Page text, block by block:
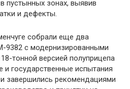
пустынных зонах, выявив
и дефекты.
собрали еще два
с модернизированными
тонной версией полуприцепа
государственные испытания
завершились рекомендациями